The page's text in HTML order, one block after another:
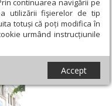
continuarea navigării pe
utilizării fişierelor de tip
totuși că poți modifica în
urmând instrucțiunile
Accept
Vornicescu” la